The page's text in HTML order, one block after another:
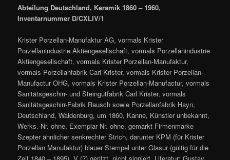
Abteilung Deutschland, Keramik 1860 – 1960,
Inventarnummer D/CXLIV/1
Krister Porzellan-Manufaktur AG, vormals Krister
Porzellanindustrie Aktiengesellschaft, vormals Porzellanindustrie
Aktiengesellschaft, vormals Krister Porzellan-Manufaktur,
vormals Porzellanfabrik Carl Krister, vormals Krister Porzellan-
Manufactur OHG, vormals Krister Porzellan-Manufactur, vormals
Sanitätsgeschirr- und Steingutfabrik Carl Krister, vormals
Sanitätsgeschirr-Fabrik Rausch sowie Porzellanfabrik Hayn,
Deutschland, Waldenburg, um 1860, Kanne, Künstler unbekannt,
Werks.-Nr. ohne, Exemplar Nr. ohne, gemarkt Firmenmarke
Szepter ähnlicher senkrechter Strich, darunter KPM (für Krister
Porzellan Manufaktur) blauer Stempel unter Glasur (gültig für die